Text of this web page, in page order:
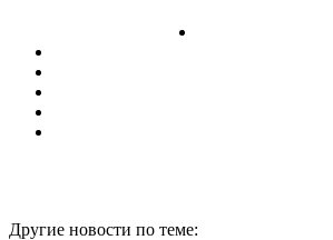
Другие новости по теме: